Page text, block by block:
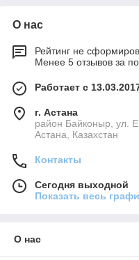
О нас
Рейтинг не
Менее 5 отзывов за
Работает с
г. Астана
район Байконыр, ул.
Астана, Казахстан
Контакты
Сегодня выходной
Показать весь
О нас